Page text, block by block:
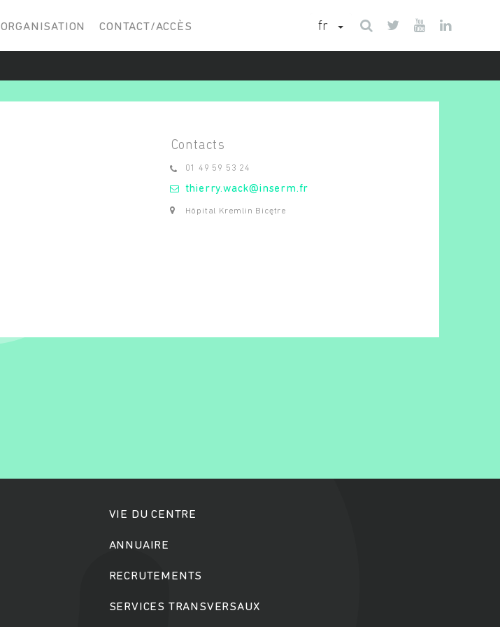
ORGANISATION CONTACT/ACCÈS fr
01 49 59 53 24
thierry.wack@inserm.fr
Hôpital Kremlin Bicętre
VIE DU CENTRE
ANNUAIRE
RECRUTEMENTS
SERVICES TRANSVERSAUX